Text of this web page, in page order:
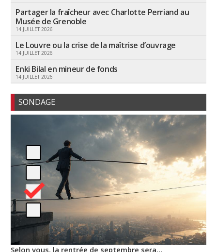
Partager la fraîcheur avec Charlotte Perriand au
Musée de Grenoble
14 JUILLET 2026
Le Louvre ou la crise de la maîtrise d’ouvrage
14 JUILLET 2026
Enki Bilal en mineur de fonds
14 JUILLET 2026
SONDAGE
Selon vous, la rentrée de septembre sera…